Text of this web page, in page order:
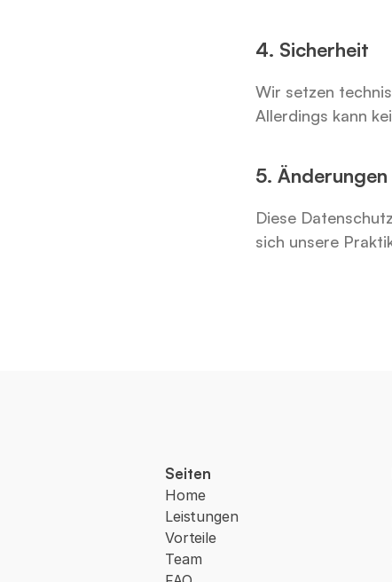
4. Sicherheit
Wir setzen
Allerdings kann
5.
Diese
sich unsere
Seiten
Home
Leistungen
Vorteile
Team